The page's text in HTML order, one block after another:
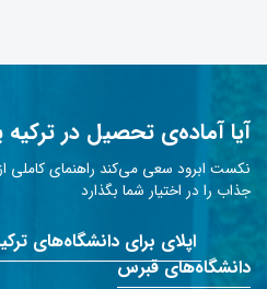
آیا آماده‌ی تحصیل در
نکست ابرود سعی می‌کند راهنمای کاملی
جذاب را در اختیار شما بگذارد
اپلای برای دانشگاه‌های
دانشگاه‌های قبرس